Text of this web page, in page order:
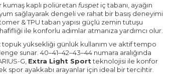
kumaş kaplı poliüretan fuspet iç tabanı, ayağın
sağlayarak dengeli ve rahat bir basış deneyimi
& TPU taban yapısı güçlü zemin tutuşu
ile konforlu adımlar atmanıza yardımcı olur.
topuk yüksekliği günlük kullanım ve aktif tempo
sunar. 40–41–42–43–44 numara aralığında
G, Extra Light Sportteknolojisi ile konfor
spor ayakkabı arayanlar için ideal bir tercihtir.